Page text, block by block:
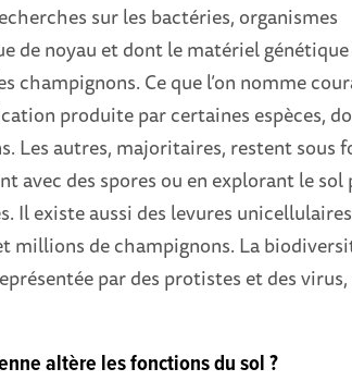
sur les bactéries, organismes
de noyau et dont le matériel
champignons. Ce que l’on nomme
produite par certaines espèces,
Les autres, majoritaires, restent sous
avec des spores ou en explorant le sol
existe aussi des levures
millions de champignons. La
par des protistes et des
altère les fonctions du sol ?